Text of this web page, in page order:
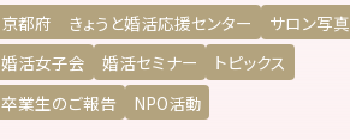
京都府 きょうと婚活応援センター
サロン写真
婚活女子会
婚活セミナー
トピックス
卒業生のご報告
NPO活動